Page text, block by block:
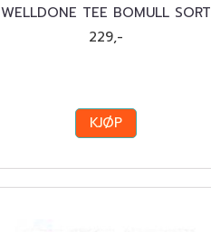
WELLDONE TEE BOMULL SORT
229,-
KJØP